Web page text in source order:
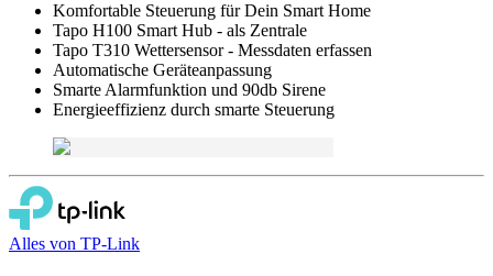
Komfortable Steuerung für Dein Smart Home
Tapo H100 Smart Hub - als Zentrale
Tapo T310 Wettersensor - Messdaten erfassen
Automatische Geräteanpassung
Smarte Alarmfunktion und 90db Sirene
Energieeffizienz durch smarte Steuerung
Alles von TP-Link